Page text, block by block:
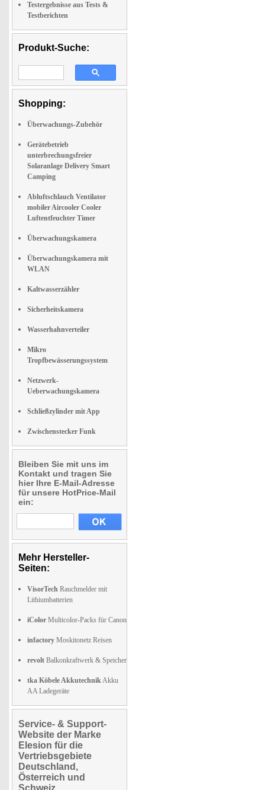
Testergebnisse aus Tests &
Testberichten
Produkt-Suche:
Shopping:
Überwachungs-Zubehör
Gerätebetrieb
unterbrechungsfreier
Solaranlage Delivery Smart
Camping
Abluftschlauch Ventilator
mobiler Aircooler Cooler
Luftentfeuchter Timer
Überwachungskamera
Überwachungskamera mit
WLAN
Kaltwasserzähler
Sicherheitskamera
Wasserhahnverteiler
Mikro
Tropfbewässerungssystem
Netzwerk-
Ueberwachungskamera
Schließzylinder mit App
Zwischenstecker Funk
Bleiben Sie mit uns im
Kontakt und tragen Sie
hier Ihre E-Mail-Adresse
für unsere HotPrice-Mail
ein:
Mehr Hersteller-
Seiten:
VisorTech Rauchmelder mit
Lithiumbatterien
iColor Multicolor-Packs für Canon
infactory Moskitonetz Reisen
revolt Balkonkraftwerk & Speicher
tka Köbele AkkutechnikAkku
AA Ladegeräte
Service- & Support-
Website der Marke
Elesion für die
Vertriebsgebiete
Deutschland,
Österreich und
Schweiz